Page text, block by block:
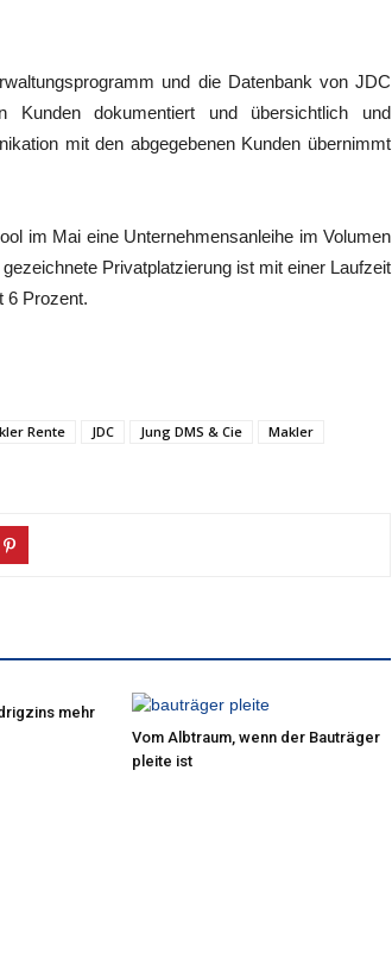
und die Datenbank von JDC
dokumentiert und übersichtlich und
mit den abgegebenen Kunden übernimmt
im Mai eine Unternehmensanleihe im Volumen
Privatplatzierung ist mit einer Laufzeit
6 Prozent.
Rente JDC Jung DMS & Cie
Makler
mehr
Vom Albtraum, wenn der Bauträger
pleite ist